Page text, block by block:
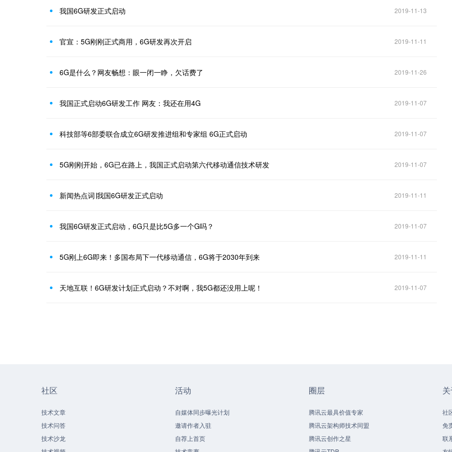
我国6G研发正式启动 2019-11-13
官宣：5G刚刚正式商用，6G研发再次开启 2019-11-11
6G是什么？网友畅想：眼一闭一睁，欠话费了 2019-11-26
我国正式启动6G研发工作 网友：我还在用4G 2019-11-07
科技部等6部委联合成立6G研发推进组和专家组 6G正式启动 2019-11-07
5G刚刚开始，6G已在路上，我国正式启动第六代移动通信技术研发 2019-11-07
新闻热点词∣我国6G研发正式启动 2019-11-11
我国6G研发正式启动，6G只是比5G多一个G吗？ 2019-11-07
5G刚上6G即来！多国布局下一代移动通信，6G将于2030年到来 2019-11-11
天地互联！6G研发计划正式启动？不对啊，我5G都还没用上呢！ 2019-11-07
社区
技术文章
技术问答
技术沙龙
活动
自媒体同步曝光计划
邀请作者入驻
自荐上首页
圈层
腾讯云最具价值专家
腾讯云架构师技术同盟
腾讯云创作之星
社
免
联